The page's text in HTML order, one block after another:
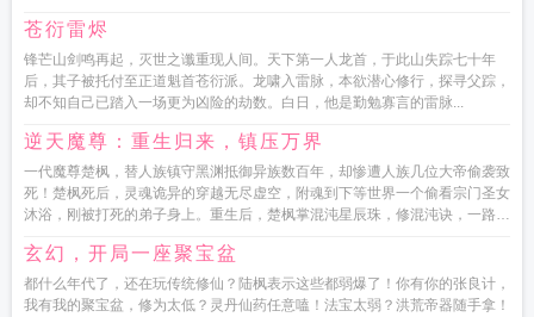
苍衍雷烬
锋芒山剑鸣再起，灭世之谶重现人间。天下第一人龙首，于此山失踪七十年
后，其子被托付至正道魁首苍衍派。龙啸入雷脉，本欲潜心修行，探寻父踪，
却不知自己已踏入一场更为凶险的劫数。白日，他是勤勉寡言的雷脉...
逆天魔尊：重生归来，镇压万界
一代魔尊楚枫，替人族镇守黑渊抵御异族数百年，却惨遭人族几位大帝偷袭致
死！楚枫死后，灵魂诡异的穿越无尽虚空，附魂到下等世界一个偷看宗门圣女
沐浴，刚被打死的弟子身上。重生后，楚枫掌混沌星辰珠，修混沌诀，一路披
玄幻，开局一座聚宝盆
都什么年代了，还在玩传统修仙？陆枫表示这些都弱爆了！你有你的张良计，
我有我的聚宝盆，修为太低？灵丹仙药任意嗑！法宝太弱？洪荒帝器随手拿！